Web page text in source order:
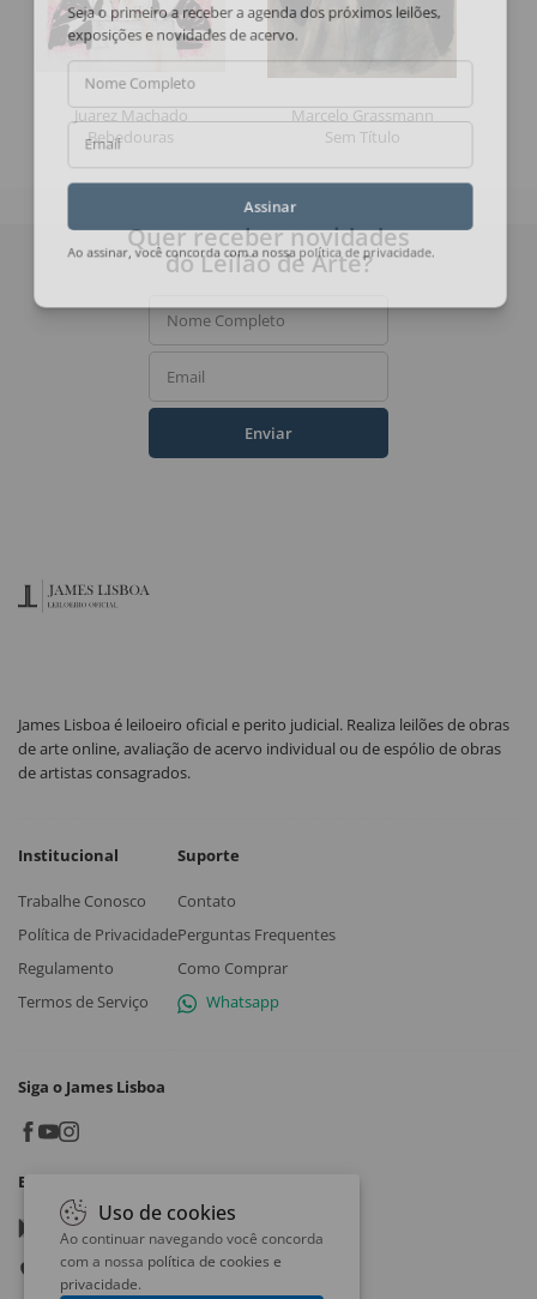
Juarez Machado
Bebedouras
Marcelo Grassmann
Sem Título
Seja o primeiro a receber a agenda dos próximos leilões,
exposições e novidades de acervo.
Nome Completo
Email
Assinar
Ao assinar, você concorda com a nossapolítica de privacidade
Quer receber novidades
do Leilão de Arte?
Nome Completo
Email
Enviar
James Lisboa é leiloeiro oficial e perito judicial. Realiza leilões de obras
de arte online, avaliação de acervo individual ou de espólio de obras
de artistas consagrados.
Institucional
Trabalhe Conosco
Política de Privacidade
Regulamento
Termos de Serviço
Suporte
Contato
Perguntas Frequentes
Como Comprar
Whatsapp
Siga o James Lisboa
Baixe o App
Google play
App store
Uso de cookies
Ao continuar navegando você concorda
com a nossa política de cookies e
privacidade.